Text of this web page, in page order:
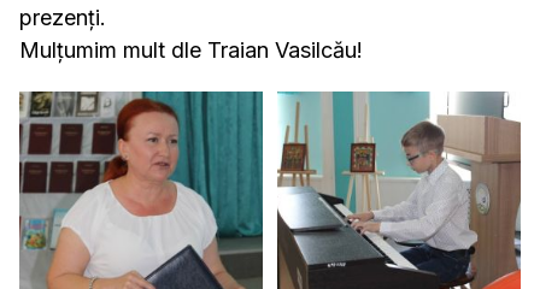
prezenți.
Mulțumim mult dle Traian Vasilcău!